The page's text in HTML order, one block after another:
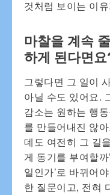
것처럼 보이는 이
마찰을 계속
하게 된다면
그렇다면 그 일이
아닐 수도 있어요.
감소는 원하는 행
를 만들어내진 않
데도 여전히 그 길
게 동기를 부여할
일인가’로 바뀌어
한 질문이고, 전혀